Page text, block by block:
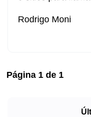
Rodrigo Moni
Página 1 de 1